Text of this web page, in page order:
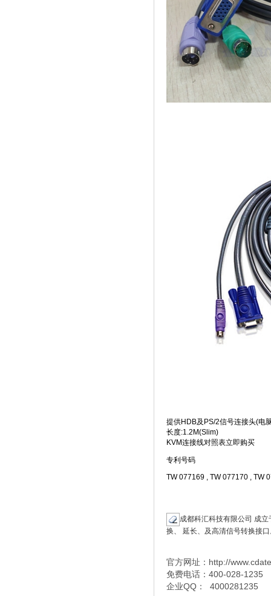
提供HDB及PS/2信号连接头(电
长度:1.2M(Slim)
KVM连接线对照表立即购买
专利号码
TW 077169 , TW 077170 , TW
成都科汇科技有限公司 成
换、 延长、及高清信号转换接
官方网址：http://
免费电话：400-028-1235
企业QQ： 4000281235